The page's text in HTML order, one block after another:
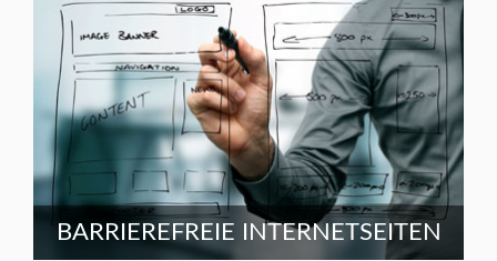
BARRIEREFREIE INTERNETSEITEN